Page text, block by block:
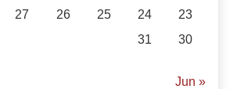
23
24
25
26
27
30
31
« Jun